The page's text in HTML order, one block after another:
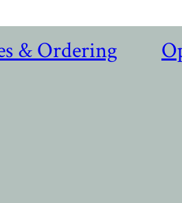
& Ordering